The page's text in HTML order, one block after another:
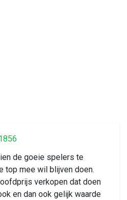
de goeie spelers te
top mee wil blijven doen.
verkopen dat doen
en dan ook gelijk waarde